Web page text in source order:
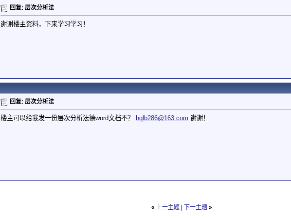
回复: 层次分析法
谢谢楼主资料，下来学习学习！
回复: 层次分析法
楼主可以给我发一份层次分析法德word文档不？ hqlb286@163.com 谢谢！
« 上一主题 下一主题 »